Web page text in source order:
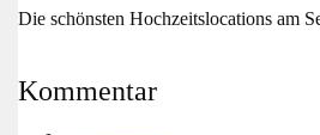
Die schönsten Hochzeitslocations am
Kommentar